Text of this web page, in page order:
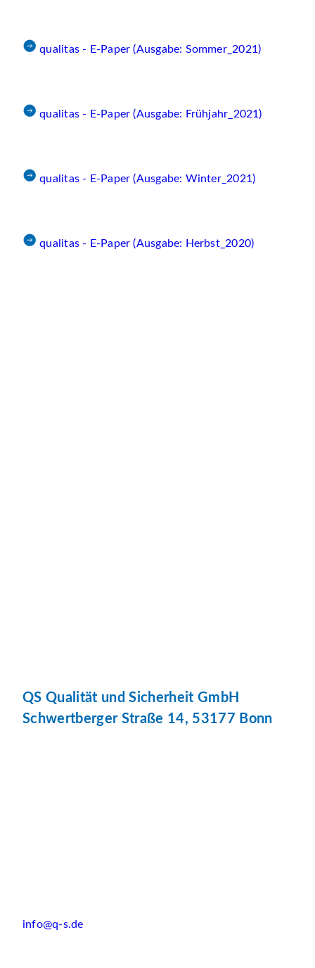
qualitas - E-Paper (Ausgabe: Sommer_2021)
qualitas - E-Paper (Ausgabe: Frühjahr_2021)
qualitas - E-Paper (Ausgabe: Winter_2021)
qualitas - E-Paper (Ausgabe: Herbst_2020)
QS Qualität und Sicherheit GmbH
Schwertberger Straße 14, 53177 Bonn
info@q-s.de